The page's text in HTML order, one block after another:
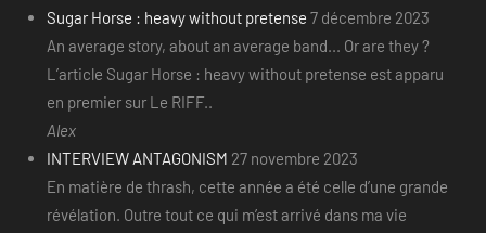
Sugar Horse : heavy without pretense 7 décembre 2023
An average story, about an average band... Or are they ?
L’article Sugar Horse : heavy without pretense est apparu
en premier sur Le RIFF..
Alex
INTERVIEW ANTAGONISM 27 novembre 2023
En matière de thrash, cette année a été celle d’une grande
révélation. Outre tout ce qui m’est arrivé dans ma vie